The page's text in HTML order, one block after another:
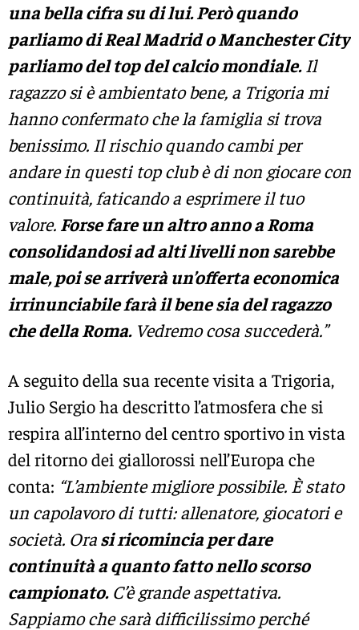
una bella cifra su di lui. Però quando
parliamo di Real Madrid o Manchester City
parliamo del top del calcio mondiale.Il
ragazzo si è ambientato bene, a Trigoria mi
hanno confermato che la famiglia si trova
benissimo. Il rischio quando cambi per
andare in questi top club è di non giocare con
continuità, faticando a esprimere il tuo
valore. Forse fare un altro anno a Roma
consolidandosi ad alti livelli non sarebbe
male, poi se arriverà un’offerta economica
irrinunciabile farà il bene sia del ragazzo
che della Roma.Vedremo cosa succederà.”
A seguito della sua recente visita a Trigoria,
Julio Sergio ha descritto l’atmosfera che si
respira all’interno del centro sportivo in vista
del ritorno dei giallorossi nell’Europa che
conta: “L’ambiente migliore possibile. È stato
un capolavoro di tutti: allenatore, giocatori e
società. Orasi ricomincia per dare
continuità a quanto fatto nello scorso
campionato.C’è grande aspettativa.
Sappiamo che sarà difficilissimo perché